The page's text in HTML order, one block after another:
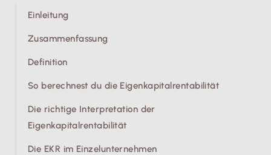
Einleitung
Zusammenfassung
Definition
So berechnest du die Eigenkapitalrentabilität
Die richtige Interpretation der
Eigenkapitalrentabilität
Die EKR im Einzelunternehmen